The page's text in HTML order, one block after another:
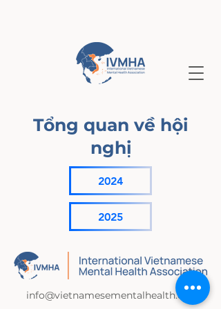
Tổng quan về hội
nghị
2024
2025
info@vietnamesementalhealth.org